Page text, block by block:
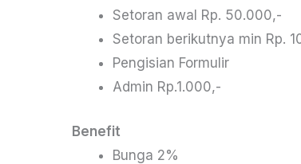
Setoran awal Rp. 50.000,-
Setoran berikutnya min Rp.
Pengisian Formulir
Admin Rp.1.000,-
Benefit
Bunga 2%